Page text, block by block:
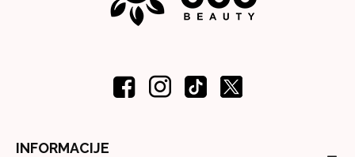
INFORMACIJE